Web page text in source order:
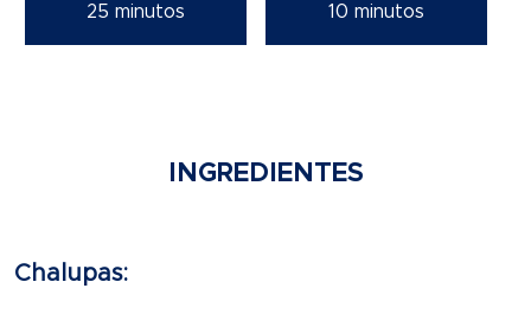
25 minutos 10 minutos
INGREDIENTES
Chalupas: